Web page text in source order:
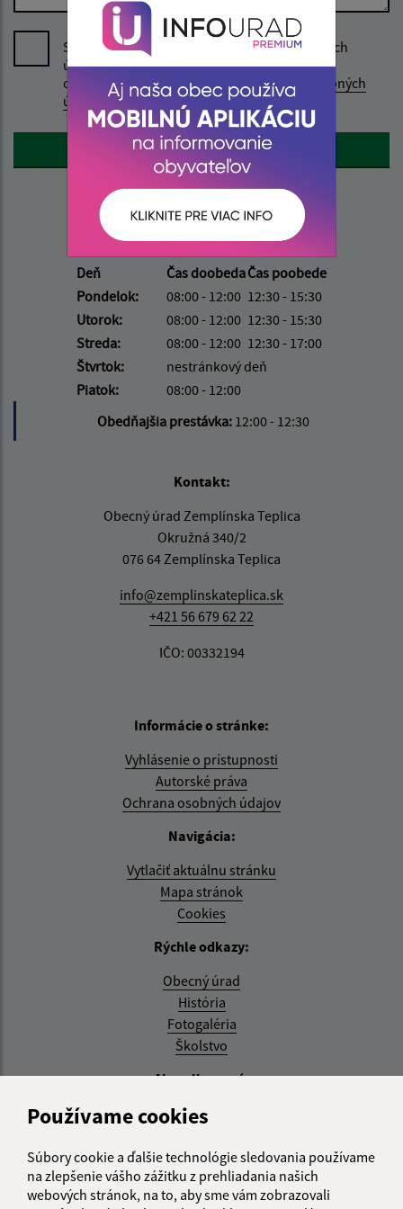
Používame cookies
Súbory cookie a ďalšie technológie sledovania používame
na zlepšenie vášho zážitku z prehliadania našich
webových stránok, na to, aby sme vám zobrazovali
Súhlasím so spracovaním uvedených osobných
údajov v rozsahu kontaktného formuláru a
oboznámil som sa soZásadami ochrany osobných
údajov.
Google reCaptcha ResponseOdoslať správu
Úradné hodiny:
Deň
Čas doobedaČas poobede
Pondelok:
08:00 - 12:00 12:30 - 15:30
Utorok:
08:00 - 12:00 12:30 - 15:30
Streda:
08:00 - 12:00 12:30 - 17:00
Štvrtok:
nestránkový deň
Piatok:
08:00 - 12:00
Obedňajšia prestávka: 12:00 - 12:30
Kontakt:
Obecný úrad Zemplínska Teplica
Okružná 340/2
076 64 Zemplínska Teplica
info@zemplinskateplica.sk
+421 56 679 62 22
IČO: 00332194
Informácie o stránke:
Vyhlásenie o prístupnosti
Autorské práva
Ochrana osobných údajov
Navigácia:
Vytlačiť aktuálnu stránku
Mapa stránok
Cookies
Rýchle odkazy:
Obecný úrad
História
Fotogaléria
Školstvo
Aktualizované:
04.08.2026 11:27 hod.
RSS
Správca obsahu: